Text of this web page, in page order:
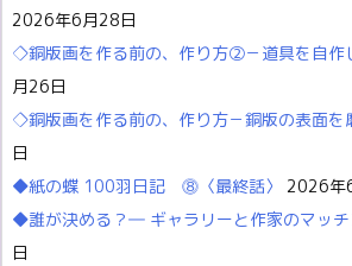
2026年6月28日
◇銅版画を作る前の、作り方②－道具を自作
月26日
◇銅版画を作る前の、作り方－銅版の表面を
日
◆紙の蝶 100羽日記 ⓼〈最終話〉
2026年
◆誰が決める？― ギャラリーと作家のマッ
日